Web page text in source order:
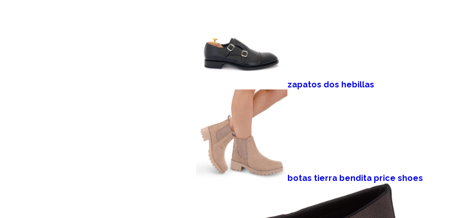
zapatos dos hebillas
botas tierra bendita price shoes